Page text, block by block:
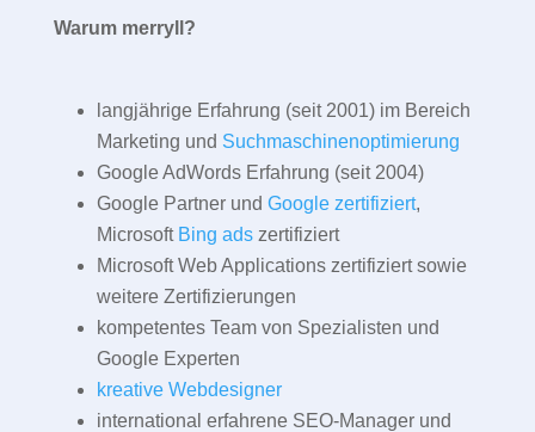
Warum merryll?
langjährige Erfahrung (seit 2001) im Bereich
Marketing und Suchmaschinenoptimierung
Google AdWords Erfahrung (seit 2004)
Google Partner und Google zertifiziert,
Microsoft Bing adszertifiziert
Microsoft Web Applications zertifiziert sowie
weitere Zertifizierungen
kompetentes Team von Spezialisten und
Google Experten
kreative Webdesigner
international erfahrene SEO-Manager und